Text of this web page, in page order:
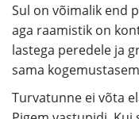
Sul on võimalik end
aga raamistik on
lastega peredele ja
sama
Turvatunne ei võta